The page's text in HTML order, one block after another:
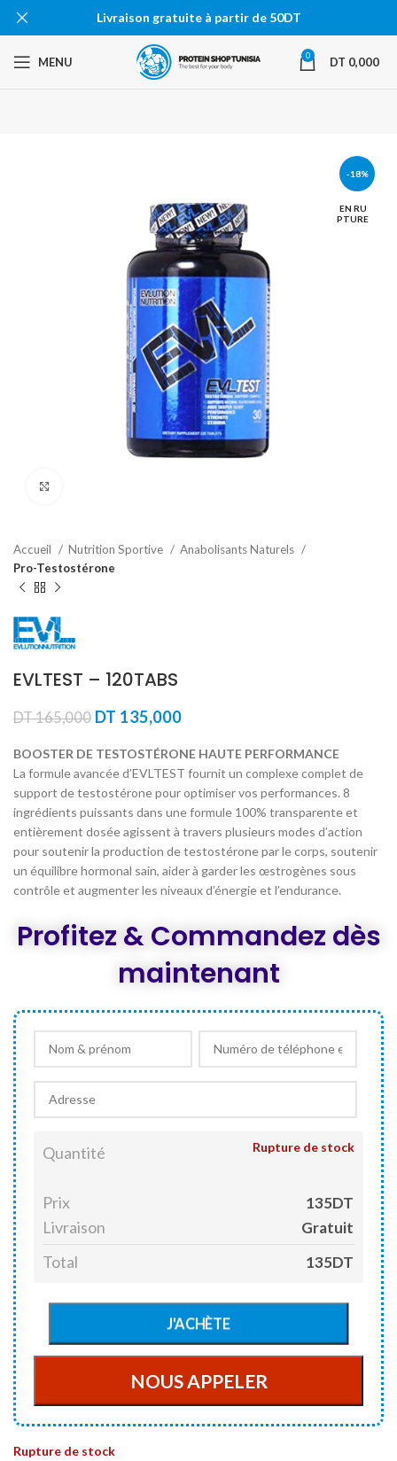
MENU 0 DT 0,000
-18%
EN RU
PTURE
Accueil Nutrition Sportive
Anabolisants Naturels
Pro-Testostérone
EVLTEST – 120TABS
DT165,000 Le
initial
était :
DT 165,000.
DT 135,000Le
actuel
est :
DT 135,000.
BOOSTER DE TESTOSTÉRONE HAUTE PERFORMANCE
La formule avancée d’EVLTEST fournit un complexe complet de
support de testostérone pour optimiser vos performances. 8
ingrédients puissants dans une formule 100% transparente et
entièrement dosée agissent à travers plusieurs modes d’action
pour soutenir la production de testostérone par le corps, soutenir
un équilibre hormonal sain, aider à garder les œstrogènes sous
contrôle et augmenter les niveaux d’énergie et l’endurance.
Profitez & Commandez dès
maintenant
Quantité Rupture de stock
Prix 135DT
Livraison Gratuit
Total 135DT
Rupture de stock
Livraison gratuite à partir de 50DT